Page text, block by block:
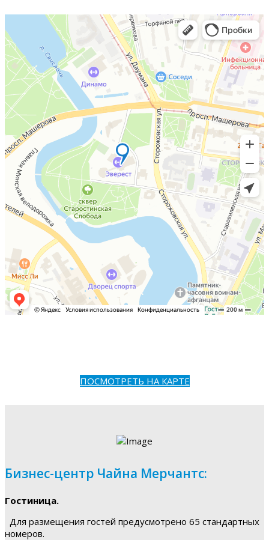
ПОСМОТРЕТЬ НА КАРТЕ
Бизнес-центр Чайна Мерчантс:
Гостиница.
Для размещения гостей предусмотрено 65 стандартных
номеров.